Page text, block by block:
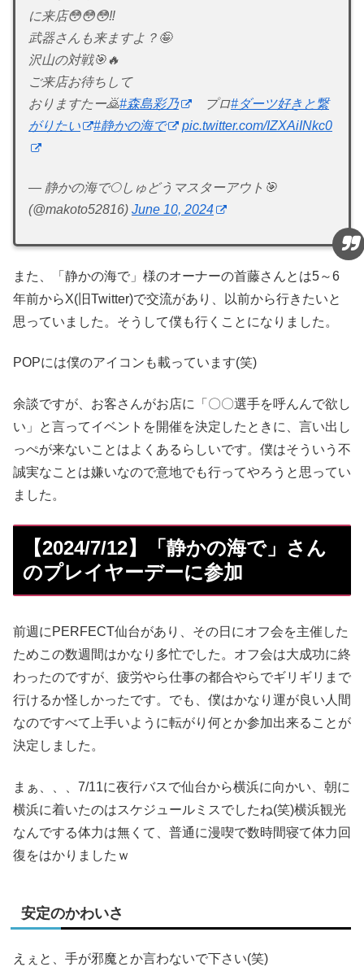
に来店😳😳😳‼️
武器さんも来ますよ？🤪
沢山の対戦🎯🔥
ご来店お待ちして
おりますたー🙇#森島彩乃 プロ#ダーツ好きと繋
がりたい
#静かの海で pic.twitter.com/IZXAiINkc0
— 静かの海で🌕しゅどうマスターアウト🎯
(@makoto52816) June 10, 2024
また、「静かの海で」様のオーナーの首藤さんとは5～6
年前からX(旧Twitter)で交流があり、以前から行きたいと
思っていました。そうして僕も行くことになりました。
POPには僕のアイコンも載っています(笑)
余談ですが、お客さんがお店に「〇〇選手を呼んんで欲し
い」と言ってイベントを開催を決定したときに、言い出し
っぺが来ないことはよくあるらしいです。僕はそういう不
誠実なことは嫌いなので意地でも行ってやろうと思ってい
ました。
【2024/7/12】「静かの海で」さん
のプレイヤーデーに参加
前週にPERFECT仙台があり、その日にオフ会を主催した
ためこの数週間はかなり多忙でした。オフ会は大成功に終
わったのですが、疲労やら仕事の都合やらでギリギリまで
行けるか怪しかったです。でも、僕はかなり運が良い人間
なのですべて上手いように転がり何とか参加出来ることが
決定しました。
まぁ、、、7/11に夜行バスで仙台から横浜に向かい、朝に
横浜に着いたのはスケジュールミスでしたね(笑)横浜観光
なんでする体力は無くて、普通に漫喫で数時間寝て体力回
復をはかりましたｗ
安定のかわいさ
えぇと、手が邪魔とか言わないで下さい(笑)